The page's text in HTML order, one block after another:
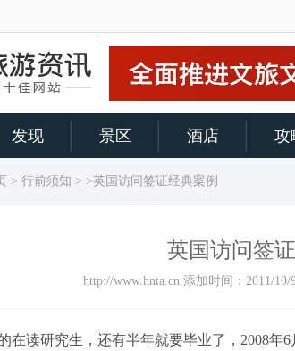
发现 景区 酒店 攻
> 行前须知 > >英国访问签证经典案例
英国访问签
http://www.hnta.cn 添加时间：2011/
在读研究生，还有半年就要毕业了，2008年